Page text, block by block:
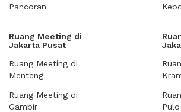
Pancoran
Ruang Meeting di
Jakarta Pusat
Ruang Meeting di
Menteng
Ruang Meeting di
Gambir